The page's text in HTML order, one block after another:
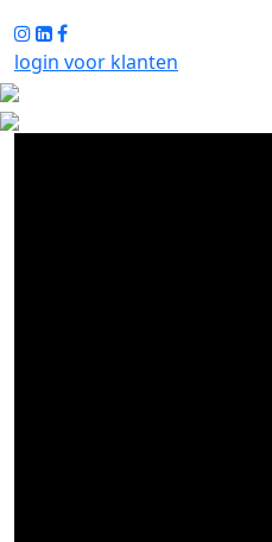
login voor klanten